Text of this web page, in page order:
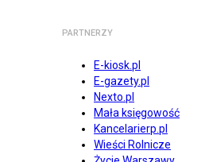
PARTNERZY
E-kiosk.pl
E-gazety.pl
Nexto.pl
Mała księgowość
Kancelarierp.pl
Wieści Rolnicze